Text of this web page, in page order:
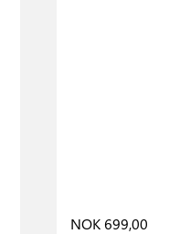
NOK 699,00